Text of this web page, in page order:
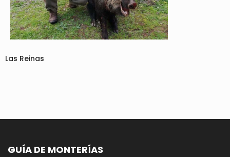
Las Reinas
GUÍA DE MONTERÍAS